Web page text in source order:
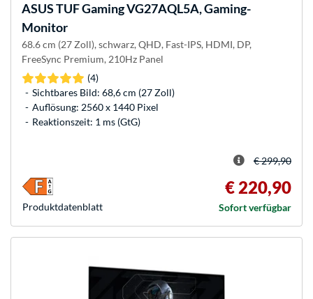
ASUSTUF Gaming VG27AQL5A, Gaming-
Monitor
68.6 cm (27 Zoll), schwarz, QHD, Fast-IPS, HDMI, DP,
FreeSync Premium, 210Hz Panel
(4)
Sichtbares Bild: 68,6 cm (27 Zoll)
Auflösung: 2560 x 1440 Pixel
Reaktionszeit: 1 ms (GtG)
€ 299,90
€ 220,90
Sofort verfügbar
Produkt­datenblatt